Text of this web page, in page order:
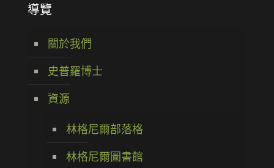
導覽
關於我們
史普羅博士
資源
林格尼爾部落格
林格尼爾圖書館